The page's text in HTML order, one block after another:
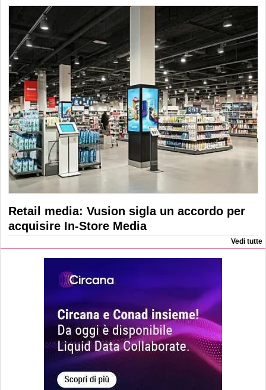
Retail media: Vusion sigla un accordo per
acquisire In-Store Media
Vedi tutte